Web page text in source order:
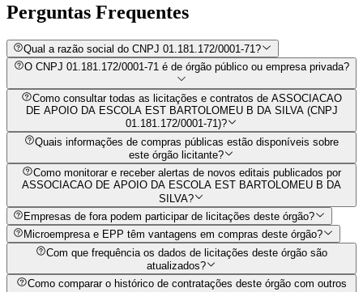
Perguntas Frequentes
Qual a razão social do CNPJ 01.181.172/0001-71?
O CNPJ 01.181.172/0001-71 é de órgão público ou empresa privada?
Como consultar todas as licitações e contratos de ASSOCIACAO
DE APOIO DA ESCOLA EST BARTOLOMEU B DA SILVA (CNPJ
01.181.172/0001-71)?
Quais informações de compras públicas estão disponíveis sobre
este órgão licitante?
Como monitorar e receber alertas de novos editais publicados por
ASSOCIACAO DE APOIO DA ESCOLA EST BARTOLOMEU B DA
SILVA?
Empresas de fora podem participar de licitações deste órgão?
Microempresa e EPP têm vantagens em compras deste órgão?
Com que frequência os dados de licitações deste órgão são
atualizados?
Como comparar o histórico de contratações deste órgão com outros